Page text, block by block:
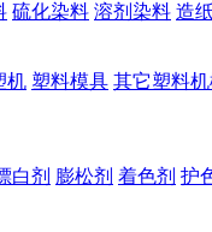
硫化染料 溶剂染料 造
机 塑料模具 其它塑料
白剂 膨松剂 着色剂 护